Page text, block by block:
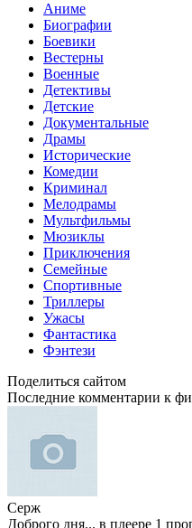
Аниме
Биографии
Боевики
Вестерны
Военные
Детективы
Детские
Документальные
Драмы
Исторические
Комедии
Криминал
Мелодрамы
Мультфильмы
Мюзиклы
Приключения
Семейные
Спортивные
Триллеры
Ужасы
Фантастика
Фэнтези
Поделиться сайтом
Последние комментарии к
Серж
Доброго дня... в плеере 1